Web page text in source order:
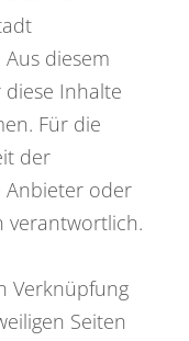
diesem
Inhalte
Für die
der
Anbieter oder
verantwortlich.
Verknüpfung
Seiten